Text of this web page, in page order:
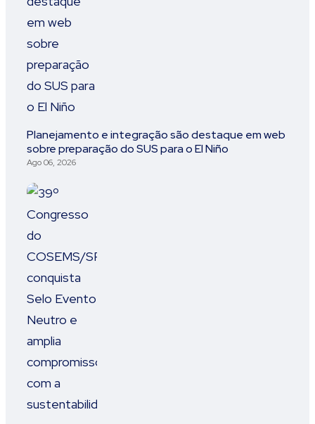
Planejamento e integração são destaque em web
sobre preparação do SUS para o El Niño
Ago 06, 2026